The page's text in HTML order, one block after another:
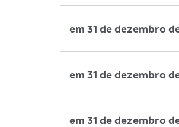
em 31 de dezembro
em 31 de dezembro
em 31 de dezembro